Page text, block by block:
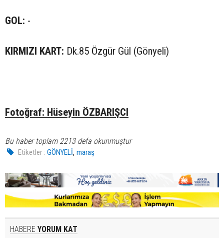
GOL: -
KIRMIZI KART: Dk.85 Özgür Gül (Gönyeli)
Fotoğraf: Hüseyin ÖZBARIŞCI
Bu haber toplam 2213 defa okunmuştur
Etiketler : GÖNYELİ,maraş
HABERE YORUM KAT